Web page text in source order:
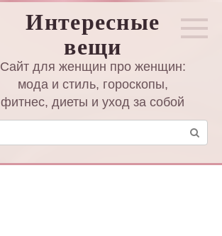
Интересные
вещи
Сайт для женщин про женщин:
мода и стиль, гороскопы,
фитнес, диеты и уход за собой